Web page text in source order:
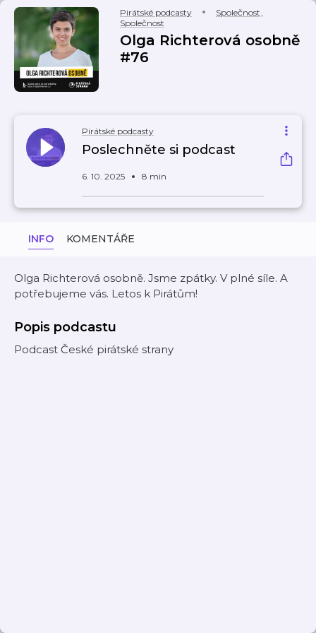
Pirátské podcasty Společnost,
Společnost
Olga Richterová osobně
#76
Pirátské podcasty
Poslechněte si podcast
6. 10. 2025 8 min
INFO KOMENTÁŘE
Olga Richterová osobně. Jsme zpátky. V plné síle. A
potřebujeme vás. Letos k Pirátům!
Popis podcastu
Podcast České pirátské strany